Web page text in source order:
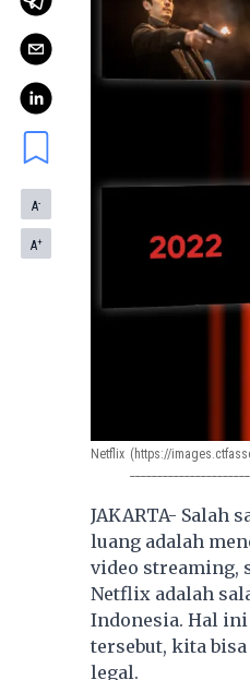
A-
A+
Netflix (https://
JAKARTA- Salah
luang adalah
video streaming,
Netflix adalah
Indonesia. Hal
tersebut, kita
legal.